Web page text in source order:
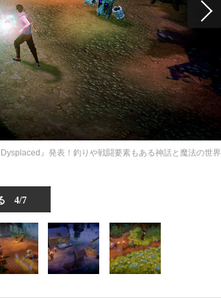
』発表！釣りや戦闘要素もある神話と魔法の世界
4/7